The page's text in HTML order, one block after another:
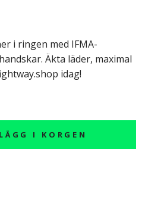
i ringen med IFMA-
Äkta läder, maximal
idag!
LÄGG I KORGEN